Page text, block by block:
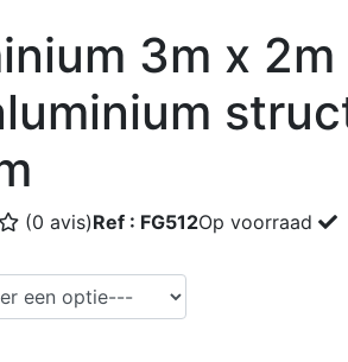
3m x
(0 avis)Ref : FG512Op voorraad